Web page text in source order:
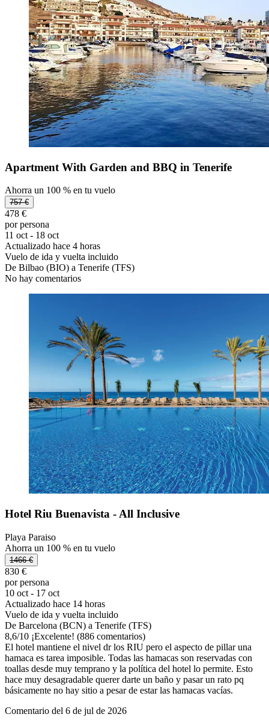
Apartment With Garden and BBQ in Tenerife
Ahorra un 100 % en tu vuelo
757 €
478 €
por persona
11 oct - 18 oct
Actualizado hace 4 horas
Vuelo de ida y vuelta incluido
De Bilbao (BIO) a Tenerife (TFS)
No hay comentarios
Hotel Riu Buenavista - All Inclusive
Playa Paraiso
Ahorra un 100 % en tu vuelo
1466 €
830 €
por persona
10 oct - 17 oct
Actualizado hace 14 horas
Vuelo de ida y vuelta incluido
De Barcelona (BCN) a Tenerife (TFS)
8,6/10 ¡Excelente! (886 comentarios)
El hotel mantiene el nivel dr los RIU pero el aspecto de pillar una
hamaca es tarea imposible. Todas las hamacas son reservadas con
toallas desde muy temprano y la política del hotel lo permite. Esto
hace muy desagradable querer darte un baño y pasar un rato pq
básicamente no hay sitio a pesar de estar las hamacas vacías.
Comentario del 6 de jul de 2026